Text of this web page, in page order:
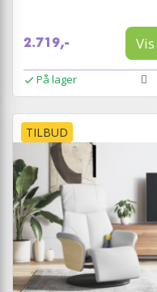
2.719,- Vis
På lager
TILBUD